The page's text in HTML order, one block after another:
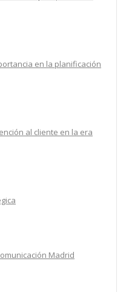
en la planificación
al cliente en la era
Madrid